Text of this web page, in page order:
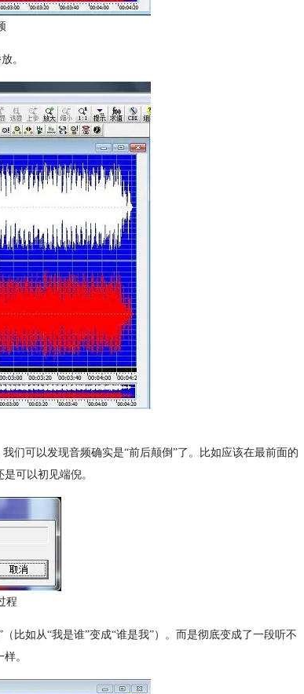
。
们可以发现音频确实是“前后颠倒”了。比如应该在最前面的
可以初见端倪。
程
比如从“我是谁”变成“谁是我”）。而是彻底变成了一段听不
。